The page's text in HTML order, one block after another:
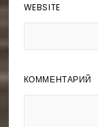
WEBSITE
КОММЕНТАРИЙ